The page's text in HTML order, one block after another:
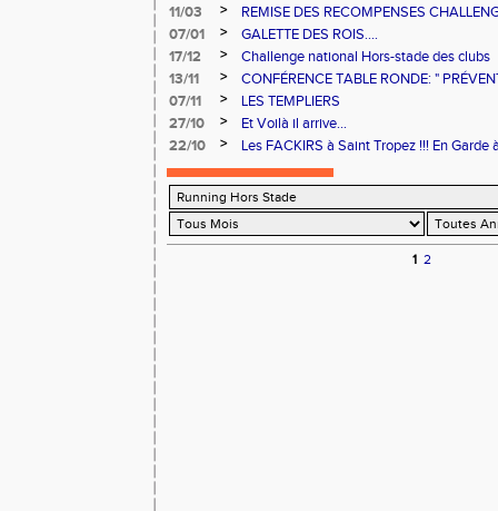
11/03
>
REMISE DES RECOMPENSES
07/01
>
GALETTE DES ROIS....
17/12
>
Challenge national Hors-stade des clubs
13/11
>
CONFÉRENCE TABLE RONDE: "
CHEZ LE COUREUR A PIED"
07/11 >
LES TEMPLIERS
27/10
>
Et Voilà il arrive...
22/10
> Les FACKIRS à Saint Tropez !!! En Garde
1 2